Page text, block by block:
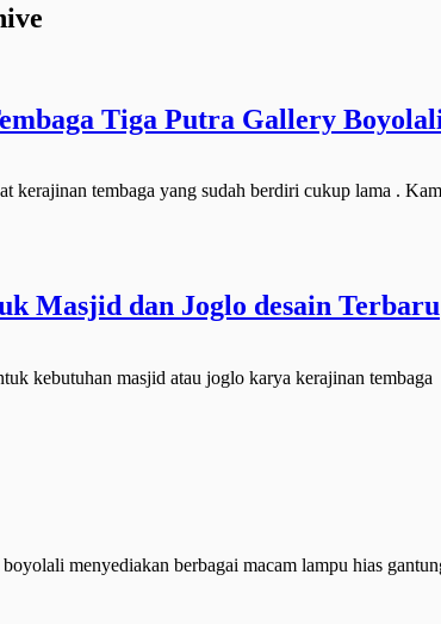
Tiga Putra Gallery
kerajinan tembaga yang sudah berdiri cukup lama .
Masjid dan Joglo desain Terbaru
kebutuhan masjid atau joglo karya kerajinan
menyediakan berbagai macam lampu hias